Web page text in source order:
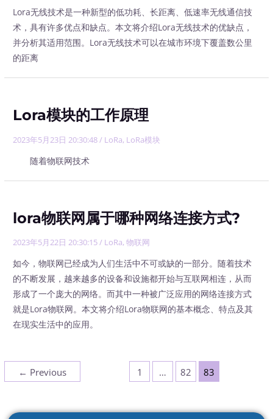
Lora无线技术是一种新型的低功耗、长距离、低速率无线通信技
术，具有许多优点和缺点。本文将介绍Lora无线技术的优缺点，
并分析其适用范围。Lora无线技术可以在城市环境下覆盖数公里
的距离
Lora模块的工作原理
2023年5月23日 20:30:48/ LoRa, LoRa模块
随着物联网技术
lora物联网属于哪种网络连接方式?
2023年5月22日 20:30:15/ LoRa,物联网
如今，物联网已经成为人们生活中不可或缺的一部分。随着技术
的不断发展，越来越多的设备和设施都开始与互联网相连，从而
形成了一个庞大的网络。而其中一种被广泛应用的网络连接方式
就是Lora物联网。本文将介绍Lora物联网的基本概念、特点及其
在现实生活中的应用。
← Previous 1 … 82 83